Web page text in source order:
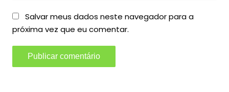
Salvar meus dados neste navegador para a
próxima vez que eu comentar.